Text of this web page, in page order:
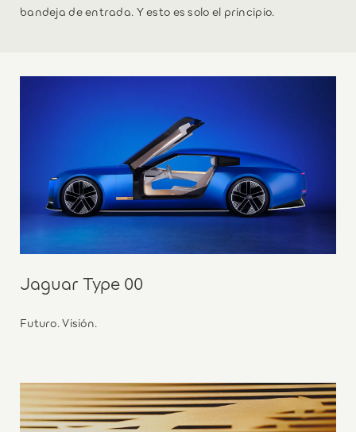
bandeja de entrada. Y esto es solo el principio.
Jaguar Type 00
Futuro. Visión.